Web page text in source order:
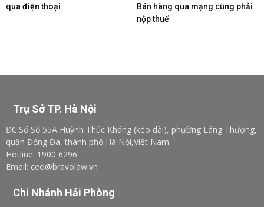
qua điện thoại
Bán hàng qua mạng cũng phải
nộp thuế
Trụ Sở TP. Hà Nội
ĐC:Số Số 55A Huỳnh Thúc Kháng (kéo dài), phường Láng Thượng,
quận Đống Đa, thành phố Hà Nội,Việt Nam.
Hotline: 1900 6296
Email: ceo@bravolaw.vn
Chi Nhánh Hải Phòng